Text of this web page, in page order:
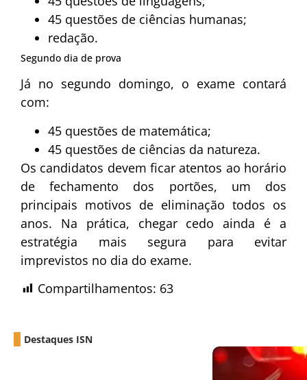
45 questões de ciências humanas;
redação.
Segundo dia de prova
Já no segundo domingo, o exame contará
com:
45 questões de matemática;
45 questões de ciências da natureza.
Os candidatos devem ficar atentos ao horário
de fechamento dos portões, um dos
principais motivos de eliminação todos os
anos. Na prática, chegar cedo ainda é a
estratégia mais segura para evitar
imprevistos no dia do exame.
Compartilhamentos: 63
Destaques ISN